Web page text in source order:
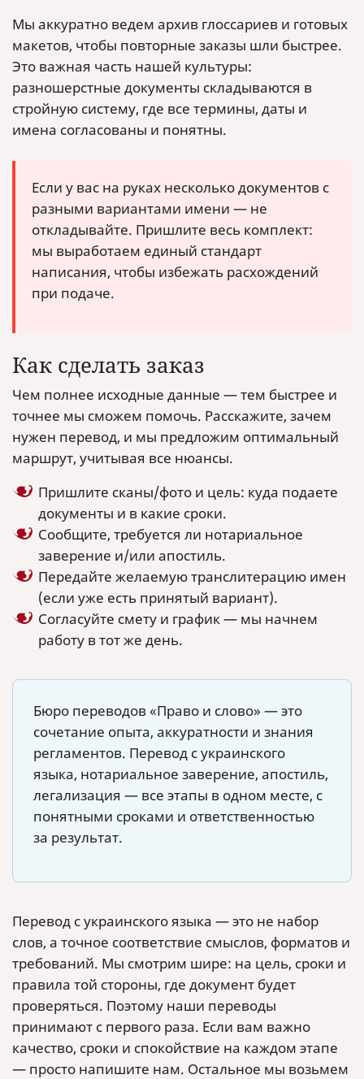
Мы аккуратно ведем архив глоссариев и готовых
макетов, чтобы повторные заказы шли быстрее.
Это важная часть нашей культуры:
разношерстные документы складываются в
стройную систему, где все термины, даты и
имена согласованы и понятны.
Если у вас на руках несколько документов с
разными вариантами имени — не
откладывайте. Пришлите весь комплект:
мы выработаем единый стандарт
написания, чтобы избежать расхождений
при подаче.
Как сделать заказ
Чем полнее исходные данные — тем быстрее и
точнее мы сможем помочь. Расскажите, зачем
нужен перевод, и мы предложим оптимальный
маршрут, учитывая все нюансы.
Пришлите сканы/фото и цель: куда подаете
документы и в какие сроки.
Сообщите, требуется ли нотариальное
заверение и/или апостиль.
Передайте желаемую транслитерацию имен
(если уже есть принятый вариант).
Согласуйте смету и график — мы начнем
работу в тот же день.
Бюро переводов «Право и слово» — это
сочетание опыта, аккуратности и знания
регламентов. Перевод с украинского
языка, нотариальное заверение, апостиль,
легализация — все этапы в одном месте, с
понятными сроками и ответственностью
за результат.
Перевод с украинского языка — это не набор
слов, а точное соответствие смыслов, форматов и
требований. Мы смотрим шире: на цель, сроки и
правила той стороны, где документ будет
проверяться. Поэтому наши переводы
принимают с первого раза. Если вам важно
качество, сроки и спокойствие на каждом этапе
— просто напишите нам. Остальное мы возьмем